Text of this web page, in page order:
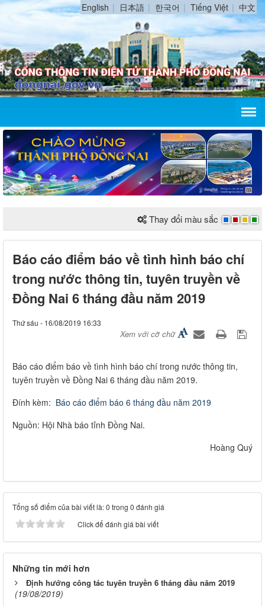
English 日本語 한국어 Tiếng Việt 中文
Thay đổi màu sắc
Báo cáo điểm báo về tình hình báo chí
trong nước thông tin, tuyên truyền về
Đồng Nai 6 tháng đầu năm 2019
Thứ sáu - 16/08/2019 16:33
Xem với cỡ chữ
​Báo cáo điểm báo về tình hình báo chí trong nước thông tin,
tuyên truyền về Đồng Nai 6 tháng đầu năm 2019.
Đính kèm: Báo cáo điểm báo 6 tháng đầu năm 2019
Nguồn: Hội Nhà báo tỉnh Đồng Nai.
Hoàng Quý​
Tổng số điểm của bài viết là: 0 trong 0 đánh giá
Click để đánh giá bài viết
Những tin mới hơn
Định hướng công tác tuyên truyền 6 tháng đầu năm 2019
(19/08/2019)